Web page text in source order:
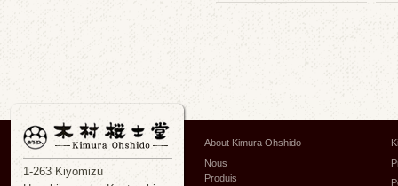
1-263 Kiyomizu
About Kimura Ohshido
Nous
Produis